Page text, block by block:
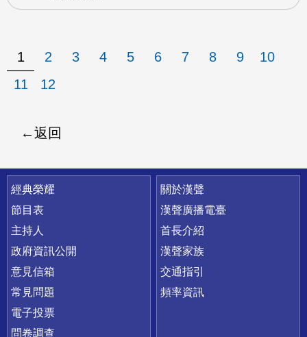
1 2 3 4 5 6 7 8 9
10
11
12
返回
快速連結
經典榮耀
節目表
主持人
政府資訊公開
意見信箱
常見問題
電子投票
問卷調查
關於漢聲
漢聲廣播電臺
首長介紹
漢聲家族
交通指引
頻率資訊